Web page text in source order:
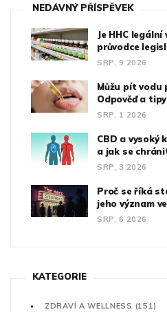
NEDÁVNÝ PŘÍSPĚVEK
Je HHC
průvodce
SRP, 9 2026
Můžu pít vodu
Odpověď a
SRP, 1 2026
CBD a vysoký
a jak se
SRP, 3 2026
Proč se říká
jeho význam
SRP, 6 2026
KATEGORIE
ZDRAVÍ A WELLNESS (151)